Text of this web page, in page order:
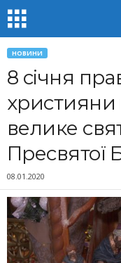
НОВИНИ
8 січня
християни
велике
Пресвятої
08.01.2020